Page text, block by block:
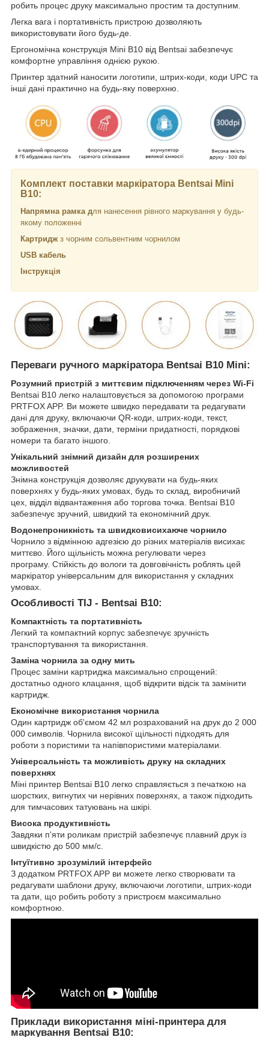
робить процес друку максимально простим та доступним.
Легка вага і портативність пристрою дозволяють
використовувати його будь-де.
Ергономічна конструкція Mini B10 від Bentsai забезпечує
комфортне управління однією рукою.
Принтер здатний наносити логотипи, штрих-коди, коди UPC та
інші дані практично на будь-яку поверхню.
Комплект поставки маркіратора Bentsai Mini
B10:
Напрямна рамка для нанесення рівного маркування у будь-
якому положенні
Картридж з чорним сольвентним чорнилом
USB кабель
Інструкція
Переваги ручного маркіратора Bentsai B10 Mini:
Розумний пристрій з миттєвим підключенням через Wi-Fi
Bentsai B10 легко налаштовується за допомогою програми
PRTFOX APP. Ви можете швидко передавати та редагувати
дані для друку, включаючи QR-коди, штрих-коди, текст,
зображення, значки, дати, терміни придатності, порядкові
номери та багато іншого.
Унікальний знімний дизайн для розширених
можливостей
Знімна конструкція дозволяє друкувати на будь-яких
поверхнях у будь-яких умовах, будь то склад, виробничий
цех, відділ відвантаження або торгова точка. Bentsai B10
забезпечує зручний, швидкий та економічний друк.
Водонепроникність та швидковисихаюче чорнило
Чорнило з відмінною адгезією до різних матеріалів висихає
миттєво. Його щільність можна регулювати через
програму. Стійкість до вологи та довговічність роблять цей
маркіратор універсальним для використання у складних
умовах.
Особливості TIJ - Bentsai B10:
Компактність та портативність
Легкий та компактний корпус забезпечує зручність
транспортування та використання.
Заміна чорнила за одну мить
Процес заміни картриджа максимально спрощений:
достатньо одного клацання, щоб відкрити відсік та замінити
картридж.
Економічне використання чорнила
Один картридж об'ємом 42 мл розрахований на друк до 2 000
000 символів. Чорнила високої щільності підходять для
роботи з пористими та напівпористими матеріалами.
Універсальність та можливість друку на складних
поверхнях
Міні принтер Bentsai B10 легко справляється з печаткою на
шорстких, вигнутих чи нерівних поверхнях, а також підходить
для тимчасових татуювань на шкірі.
Висока продуктивність
Завдяки п'яти роликам пристрій забезпечує плавний друк із
швидкістю до 500 мм/с.
Інтуїтивно зрозумілий інтерфейс
З додатком PRTFOX APP ви можете легко створювати та
редагувати шаблони друку, включаючи логотипи, штрих-коди
та дати, що робить роботу з пристроєм максимально
комфортною.
Приклади використання міні-принтера для
маркування Bentsai B10: